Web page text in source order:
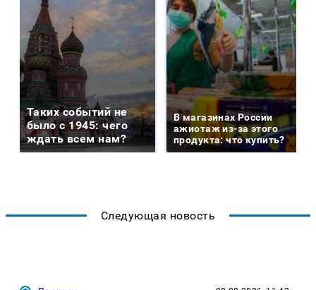
Таких событий не
было с 1945: чего
ждать всем нам?
В магазинах России
ажиотаж из-за этого
продукта: что купить?
Следующая новость